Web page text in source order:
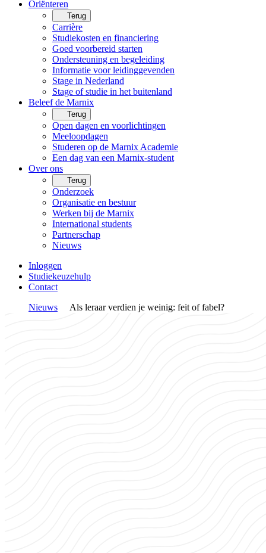
Oriënteren
Terug
Carrière
Studiekosten en financiering
Goed voorbereid starten
Ondersteuning en begeleiding
Informatie voor leidinggevenden
Stage in Nederland
Stage of studie in het buitenland
Beleef de Marnix
Terug
Open dagen en voorlichtingen
Meeloopdagen
Studeren op de Marnix Academie
Een dag van een Marnix-student
Over ons
Terug
Onderzoek
Organisatie en bestuur
Werken bij de Marnix
International students
Partnerschap
Nieuws
Inloggen
Studiekeuzehulp
Contact
Nieuws
Als leraar verdien je weinig: feit of fabel?